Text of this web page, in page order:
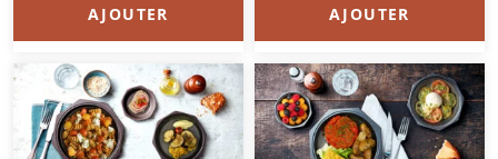
AJOUTER AJOUTER